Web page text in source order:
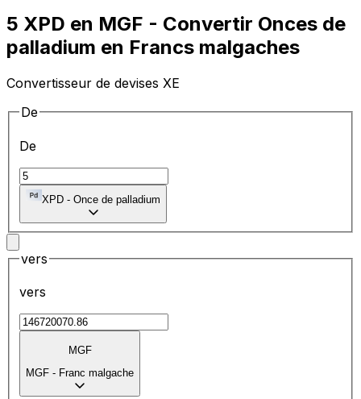
5 XPD en MGF - Convertir Onces de
palladium en Francs malgaches
Convertisseur de devises XE
De
De
XPD - Once de palladium
vers
vers
MGF
MGF - Franc malgache